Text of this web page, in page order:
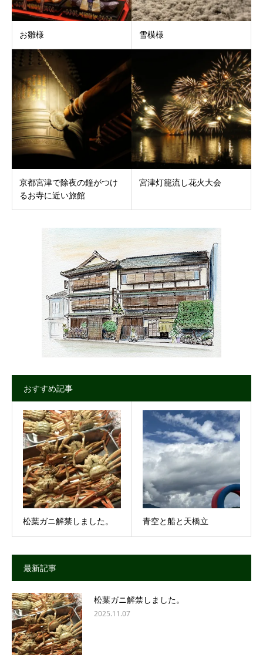
お雛様 雪模様
京都宮津で除夜の鐘がつけ
るお寺に近い旅館
宮津灯籠流し花火大会
おすすめ記事
松葉ガニ解禁しました。 青空と船と天橋立
最新記事
松葉ガニ解禁しました。
2025.11.07